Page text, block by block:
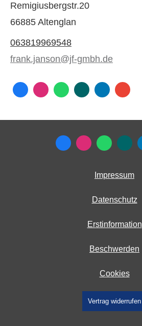
Remigiusbergstr.20
66885 Altenglan
063819969548
frank.janson@jf-gmbh.de
Impressum
Datenschutz
Erstinformation
Beschwerden
Cookies
Vertrag widerrufen